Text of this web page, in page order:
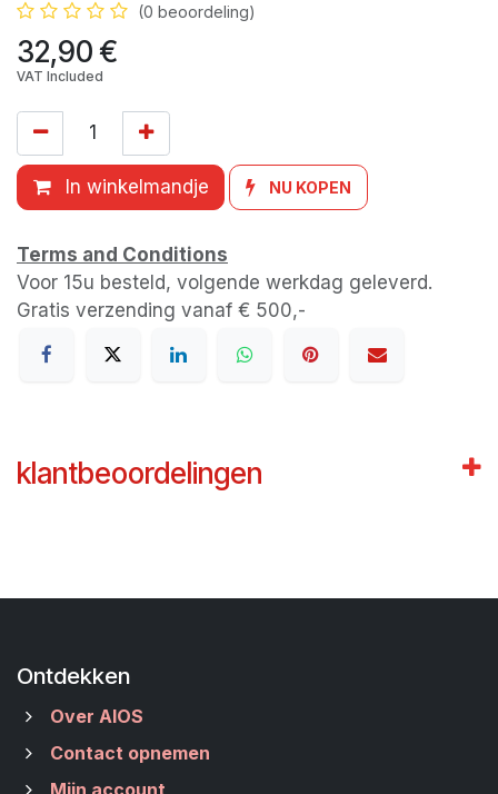
(0 beoordeling)
32,90€
VAT Included
In winkelmandje NU KOPEN
Terms and Conditions
Voor 15u besteld, volgende werkdag geleverd.
Gratis verzending vanaf € 500,-
klantbeoordelingen
Ontdekken
Over AIOS
Contact opnemen
Mijn account